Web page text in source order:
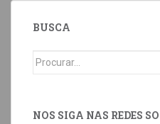
BUSCA
NOS SIGA NAS REDES